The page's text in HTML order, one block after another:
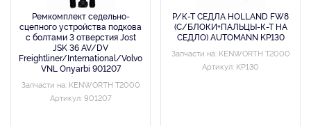
Ремкомплект седельно-
сцепного устройства подкова
с болтами 3 отверстия Jost
JSK 36 AV/DV
Freightliner/International/Volvo
VNL Onyarbi 901207
Запчасти на: KENWORTH T2000
Артикул: 901207
Р/К-Т СЕДЛА HOLLAND FW8
(С/БЛОКИ+ПАЛЬЦЫ-К-Т НА
СЕДЛО) AUTOMANN KP130
Запчасти на: KENWORTH T2000
Артикул: KP130